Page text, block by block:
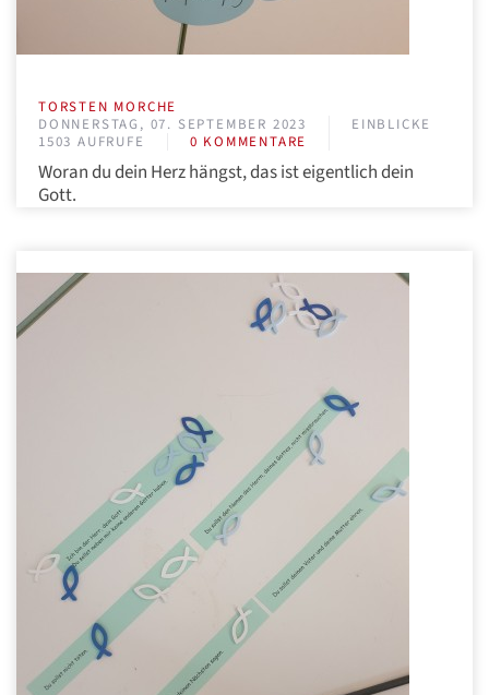
TORSTEN MORCHE
DONNERSTAG, 07. SEPTEMBER 2023
EINBLICKE
1503 AUFRUFE
0 KOMMENTARE
Woran du dein Herz hängst, das ist eigentlich dein
Gott.